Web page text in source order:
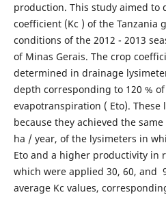
production. This study aimed to
coefficient (Kc ) of the Tanzania
conditions of the 2012 - 2013
of Minas Gerais. The crop
determined in drainage
depth corresponding to 120 %
evapotranspiration ( Eto). These
because they achieved the
ha / year, of the lysimeters in
Eto and a higher productivity in
which were applied 30, 60, and
average Kc values,